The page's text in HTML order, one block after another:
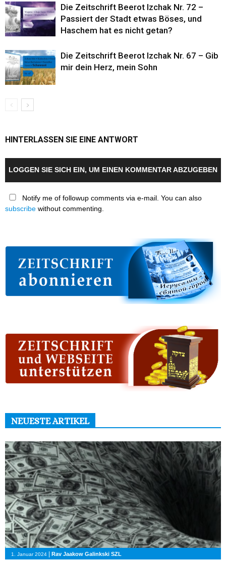
Die Zeitschrift Beerot Izchak Nr. 72 –
Passiert der Stadt etwas Böses, und
Haschem hat es nicht getan?
Die Zeitschrift Beerot Izchak Nr. 67 – Gib
mir dein Herz, mein Sohn
HINTERLASSEN SIE EINE ANTWORT
LOGGEN SIE SICH EIN, UM EINEN KOMMENTAR ABZUGEBEN
Notify me of followup comments via e-mail. You can also
subscribe without commenting.
NEUESTE ARTIKEL
1. Januar 2024 | Rav Jaakow Galinkski SZL